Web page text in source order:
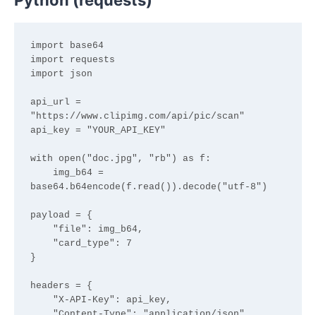
import base64
import requests
import json
api_url =
"https://www.clipimg.com/api/pic/scan"
api_key = "YOUR_API_KEY"
with open("doc.jpg", "rb") as f:
base64.b64encode(f.read()).decode("utf-8")
payload = {
}
headers = {